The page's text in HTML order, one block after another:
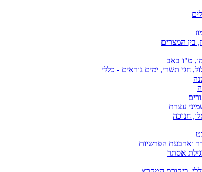
בין המצרים
ט"ו באב
חגי תשרי, ימים נוראים - כללי
עצרת
חנוכה
וארבעת הפרשיות
אסתר